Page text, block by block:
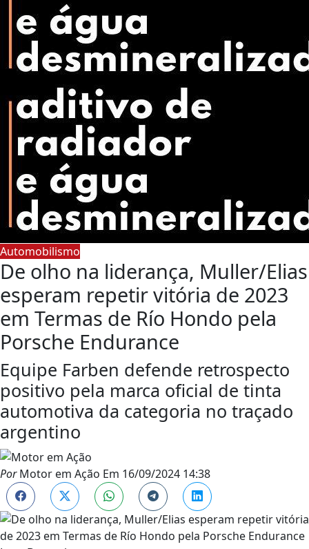
Automobilismo
De olho na liderança, Muller/Elias
esperam repetir vitória de 2023
em Termas de Río Hondo pela
Porsche Endurance
Equipe Farben defende retrospecto
positivo pela marca oficial de tinta
automotiva da categoria no traçado
argentino
PorMotor em Ação Em 16/09/2024 14:38